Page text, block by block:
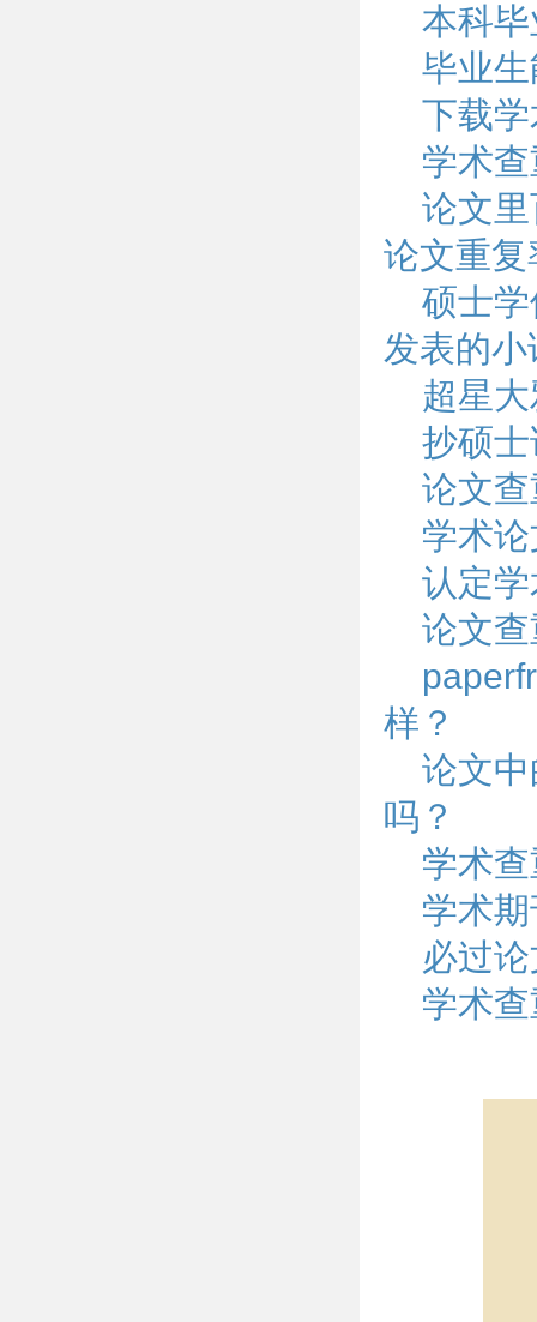
本科
毕业
下载
学术
论文
论文重复
硕士
发表的
超星
抄硕
论文
学术
认定
论文
样？
论文
吗？
学术
学术
必过
学术